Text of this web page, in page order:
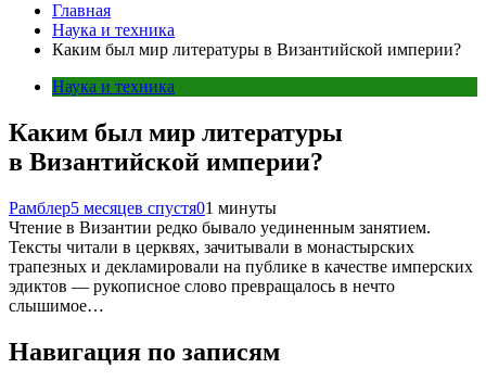
Главная
Наука и техника
Каким был мир литературы в Византийской империи?
Наука и техника
Каким был мир литературы
в Византийской империи?
Рамблер5 месяцев спустя01 минуты
Чтение в Византии редко бывало уединенным занятием.
Тексты читали в церквях, зачитывали в монастырских
трапезных и декламировали на публике в качестве имперских
эдиктов — рукописное слово превращалось в нечто
слышимое…
Навигация по записям